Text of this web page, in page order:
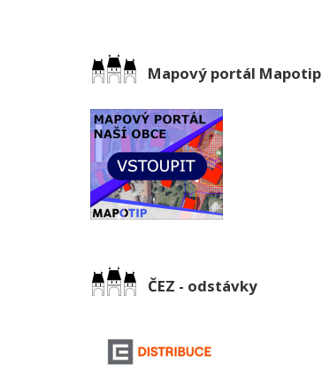
Mapový portál Mapotip
ČEZ - odstávky